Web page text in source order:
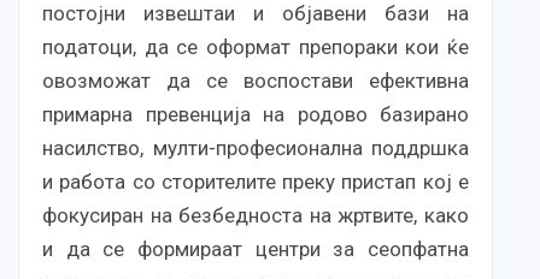
постојни извештаи и објавени бази на
податоци, да се оформат препораки кои ќе
овозможат да се воспостави ефективна
примарна превенција на родово базирано
насилство, мулти-професионална поддршка
и работа со сторителите преку пристап кој е
фокусиран на безбедноста на жртвите, како
и да се формираат центри за сеопфатна